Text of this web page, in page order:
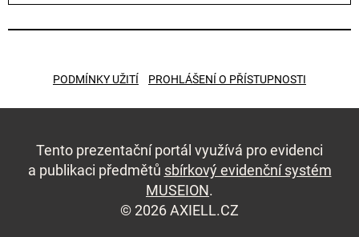
PODMÍNKY UŽITÍ PROHLÁŠENÍ O PŘÍSTUPNOSTI
Tento prezentační portál využívá pro evidenci
a publikaci předmětů sbírkový evidenční systém
MUSEION.
© 2026 AXIELL.CZ